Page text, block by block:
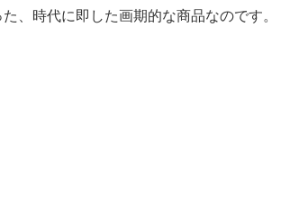
、時代に即した画期的な商品なのです。